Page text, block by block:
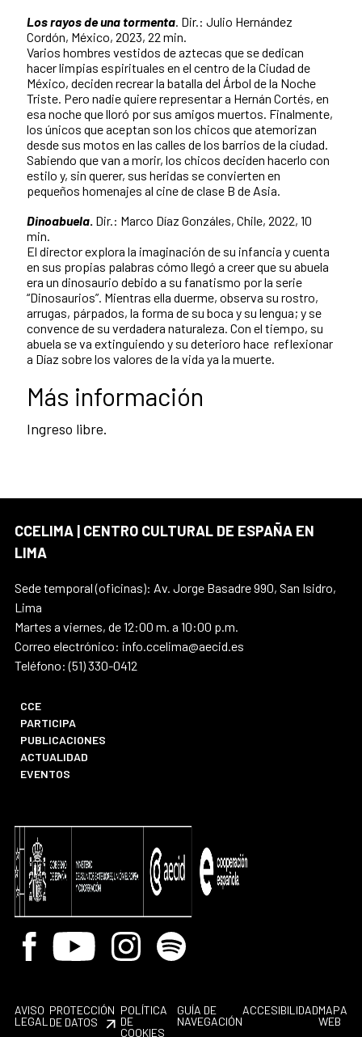
Los rayos de una tormenta . Dir.: Julio Hernández
Cordón, México, 2023, 22 min.
Varios hombres vestidos de aztecas que se dedican
hacer limpias espirituales en el centro de la Ciudad de
México, deciden recrear la batalla del Árbol de la Noche
Triste. Pero nadie quiere representar a Hernán Cortés, en
esa noche que lloró por sus amigos muertos. Finalmente,
los únicos que aceptan son los chicos que atemorizan
desde sus motos en las calles de los barrios de la ciudad.
Sabiendo que van a morir, los chicos deciden hacerlo con
estilo y, sin querer, sus heridas se convierten en
pequeños homenajes al cine de clase B de Asia.
Dinoabuela Dir.: Marco Díaz Gonzáles, Chile, 2022, 10
min.
El director explora la imaginación de su infancia y cuenta
en sus propias palabras cómo llegó a creer que su abuela
era un dinosaurio debido a su fanatismo por la serie
“Dinosaurios”. Mientras ella duerme, observa su rostro,
arrugas, párpados, la forma de su boca y su lengua; y se
convence de su verdadera naturaleza. Con el tiempo, su
abuela se va extinguiendo y su deterioro hace reflexionar
a Díaz sobre los valores de la vida ya la muerte.
Más información
Ingreso libre.
CCELIMA | CENTRO CULTURAL DE ESPAÑA EN
LIMA
Sede temporal (oficinas): Av. Jorge Basadre 990, San Isidro,
Lima
Martes a viernes, de 12:00 m. a 10:00 p.m.
Correo electrónico: info.ccelima@aecid.es
Teléfono: (51) 330-0412
CCE
PARTICIPA
PUBLICACIONES
ACTUALIDAD
EVENTOS
Facebook
Youtube InstagramSpotify
AVISO
LEGAL
PROTECCIÓN
DE DATOS
POLÍTICA
DE
COOKIES
GUÍA DE
NAVEGACIÓN
ACCESIBILIDADMAPA
WEB